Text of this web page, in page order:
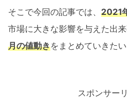
そこで今回の記事では、 2021
市場に大きな影響を与えた出来
月の値動きをまとめていきたい
スポンサー